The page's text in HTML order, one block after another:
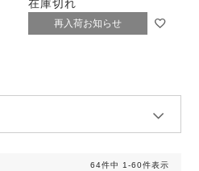
在庫切れ
再入荷お知らせ
64件中 1-60件表示